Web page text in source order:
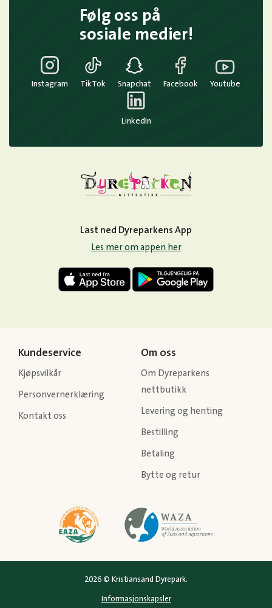
Følg oss på
sosiale medier!
Instagram TikTok Snapchat Facebook Youtube
LinkedIn
Last ned Dyreparkens App
Les mer om appen her
Kundeservice
Kjøpsvilkår
Personvernerklæring
Kontakt oss
Om oss
Om Dyreparkens
nettbutikk
Levering og henting
Bestilling
Betaling
Bytte og retur
2026 © Kristiansand Dyrepark.
Informasjonskapsler